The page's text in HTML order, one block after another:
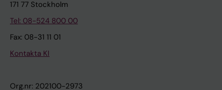
171 77 Stockholm
Tel: 08-524 800 00
Fax: 08-31 11 01
Kontakta KI
Org.nr: 202100-2973